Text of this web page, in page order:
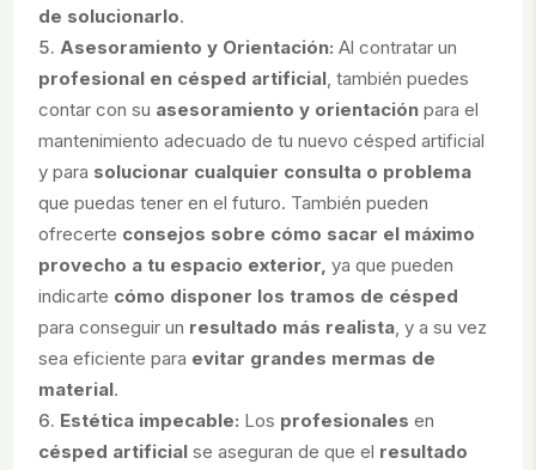
de solucionarlo.
Asesoramiento y Orientación: Al contratar un
profesional en césped artificial, también puedes
contar con su asesoramiento y orientación para el
mantenimiento adecuado de tu nuevo césped artificial
y para solucionar cualquier consulta o problema
que puedas tener en el futuro. También pueden
ofrecerte consejos sobre cómo sacar el máximo
provecho a tu espacio exterior,ya que pueden
indicarte cómo disponer los tramos de césped
para conseguir un resultado más realista, y a su vez
sea eficiente para evitar grandes mermas de
material.
Estética impecable: Los profesionales en
césped artificialse aseguran de que el resultado